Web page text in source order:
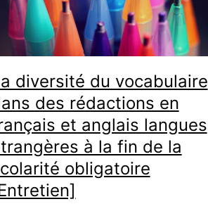
diversité du vocabulaire
des rédactions en
et anglais langues
à la fin de la
obligatoire